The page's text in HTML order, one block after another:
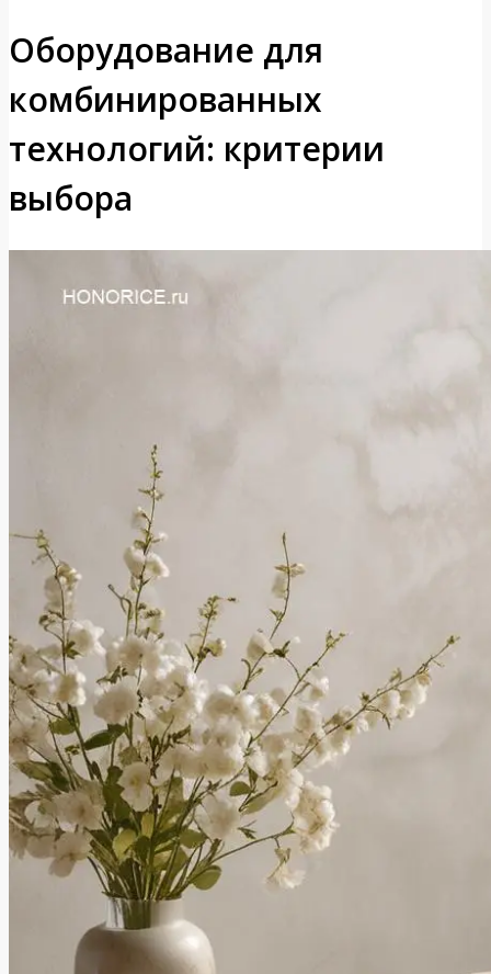
Оборудование для
комбинированных
технологий: критерии
выбора